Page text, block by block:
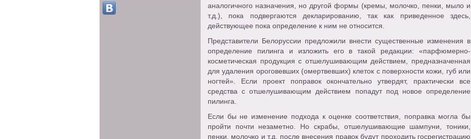
аналогичного назначения, но другой формы (кремы, молочко, пенки, мыло и
т.д.), пока подвергаются декларированию, так как приведенное здесь,
действующее пока определение к ним не относится.
Представители Белоруссии предложили внести существенные изменения в
определение пилинга и изложить его в такой редакции: «парфюмерно-
косметическая продукция с отшелушивающим действием, предназначенная
для удаления ороговевших (омертвевших) клеток с поверхности кожи, губ или
ногтей». Если проект поправок окончательно утвердят, практически все
средства с отшелушивающим действием попадут под новое определение
пилинга.
Если бы не изменение подхода к оценке соответствия, поправка могла бы
пройти почти незаметно. Но скрабы, отшелушивающие шампуни, тоники,
пенки, молочко и т.д. после внесения правок будут проходить госрегистрацию